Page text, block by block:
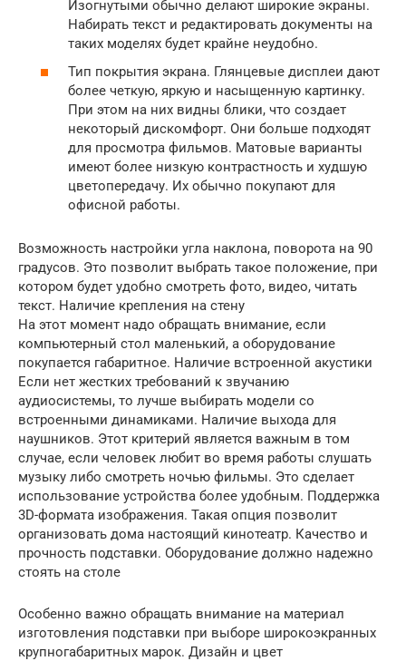
Изогнутыми обычно делают широкие экраны.
Набирать текст и редактировать документы на
таких моделях будет крайне неудобно.
Тип покрытия экрана. Глянцевые дисплеи дают
более четкую, яркую и насыщенную картинку.
При этом на них видны блики, что создает
некоторый дискомфорт. Они больше подходят
для просмотра фильмов. Матовые варианты
имеют более низкую контрастность и худшую
цветопередачу. Их обычно покупают для
офисной работы.
Возможность настройки угла наклона, поворота на 90
градусов. Это позволит выбрать такое положение, при
котором будет удобно смотреть фото, видео, читать
текст. Наличие крепления на стену
На этот момент надо обращать внимание, если
компьютерный стол маленький, а оборудование
покупается габаритное. Наличие встроенной акустики
Если нет жестких требований к звучанию
аудиосистемы, то лучше выбирать модели со
встроенными динамиками. Наличие выхода для
наушников. Этот критерий является важным в том
случае, если человек любит во время работы слушать
музыку либо смотреть ночью фильмы. Это сделает
использование устройства более удобным. Поддержка
3D-формата изображения. Такая опция позволит
организовать дома настоящий кинотеатр. Качество и
прочность подставки. Оборудование должно надежно
стоять на столе
Особенно важно обращать внимание на материал
изготовления подставки при выборе широкоэкранных
крупногабаритных марок. Дизайн и цвет